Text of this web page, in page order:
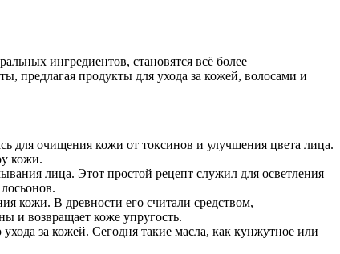
ингредиентов, становятся всё более
предлагая продукты для ухода за кожей, волосами и
для очищения кожи от токсинов и улучшения цвета лица.
кожи.
лица. Этот простой рецепт служил для осветления
кожи. В древности его считали средством,
и возвращает коже упругость.
за кожей. Сегодня такие масла, как кунжутное или